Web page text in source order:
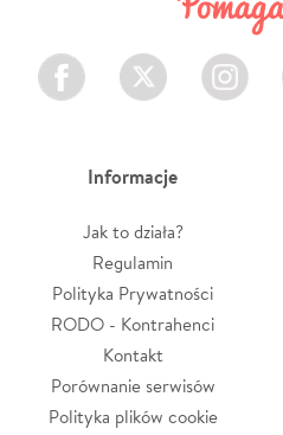
Facebook Twitter Instagram
Informacje
Jak to działa?
Regulamin
Polityka Prywatności
RODO - Kontrahenci
Kontakt
Porównanie serwisów
Polityka plików cookie